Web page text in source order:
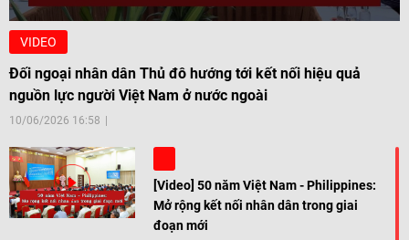
VIDEO
Đối ngoại nhân dân Thủ đô hướng tới kết nối hiệu quả
nguồn lực người Việt Nam ở nước ngoài
10/06/2026 16:58
[Video] 50 năm Việt Nam - Philippines:
Mở rộng kết nối nhân dân trong giai
đoạn mới